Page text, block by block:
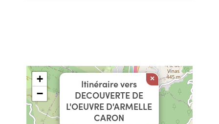
Itinéraire vers
DECOUVERTE DE
L'OEUVRE D'ARMELLE
CARON
×
+
−